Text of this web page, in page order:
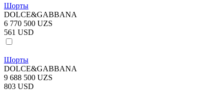
Шорты
DOLCE&GABBANA
6 770 500 UZS
561 USD
Шорты
DOLCE&GABBANA
9 688 500 UZS
803 USD